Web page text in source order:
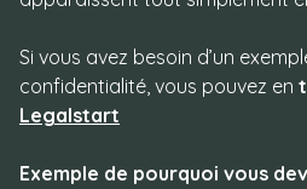
Legalstart
Exemple de pourquoi vous